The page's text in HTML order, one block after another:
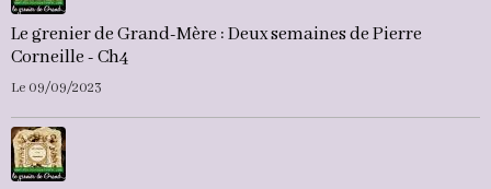
Le grenier de Grand-Mère : Deux semaines de Pierre
Corneille - Ch4
Le 09/09/2023